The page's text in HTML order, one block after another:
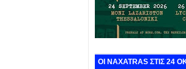
ΟΙ NAXATRAS ΣΤΙΣ 24